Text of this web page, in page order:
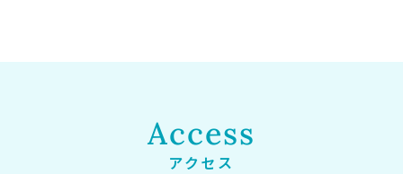
Access
アクセス